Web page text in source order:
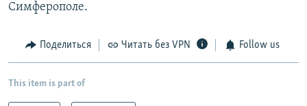
Симферополе.
Поделиться Читать без VPN Follow us
This item is part of